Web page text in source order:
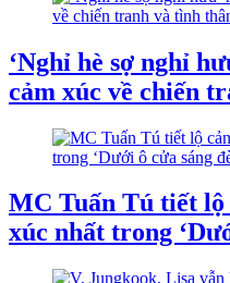
‘Nghỉ hè sợ nghỉ
cảm xúc về chiến
MC Tuấn Tú tiết lộ
xúc nhất trong